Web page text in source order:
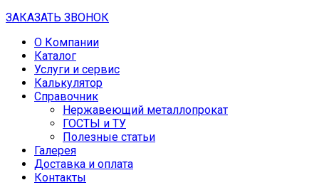
ЗАКАЗАТЬ ЗВОНОК
О Компании
Каталог
Услуги и сервис
Калькулятор
Справочник
Нержавеющий металлопрокат
ГОСТЫ и ТУ
Полезные статьи
Галерея
Доставка и оплата
Контакты